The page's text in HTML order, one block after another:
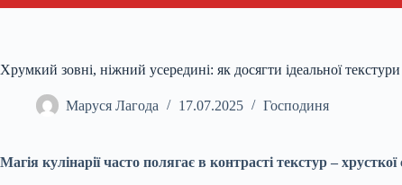
Хрумкий зовні, ніжний усередині: як досягти ідеальної текстури
Маруся Лагода 17.07.2025 Господиня
Магія кулінарії часто полягає в контрасті текстур –